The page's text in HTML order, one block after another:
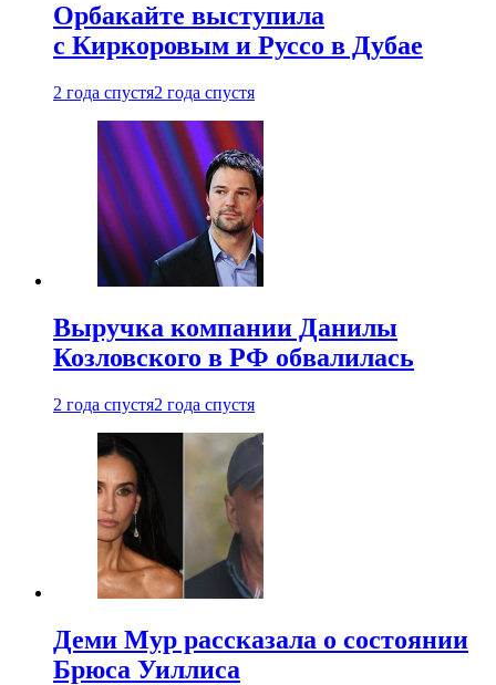
Орбакайте выступила
с Киркоровым и Руссо в Дубае
2 года спустя2 года спустя
Выручка компании Данилы
Козловского в РФ обвалилась
2 года спустя2 года спустя
Деми Мур рассказала о состоянии
Брюса Уиллиса